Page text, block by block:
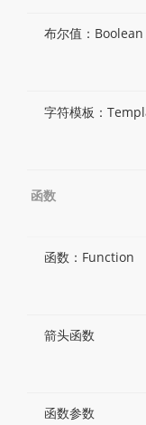
布尔值：Boolean
字符模板：
函数
函数：Function
箭头函数
函数参数